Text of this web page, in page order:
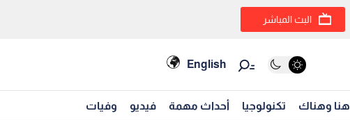
البث المباشر
English
هنا وهناك تكنولوجيا أحداث مهمة فيديو وفيات